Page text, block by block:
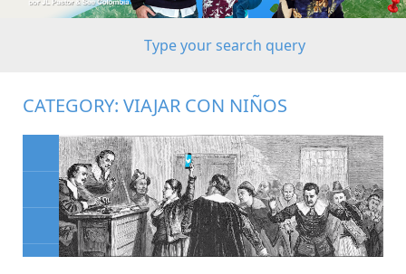
CATEGORY: VIAJAR CON NIÑOS